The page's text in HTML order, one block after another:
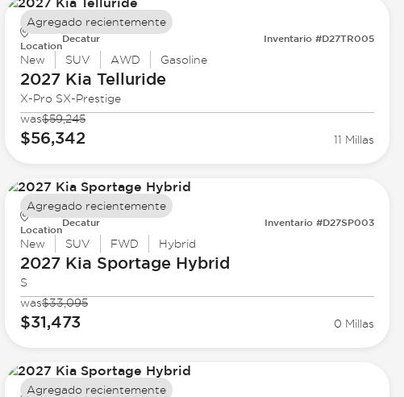
Location
Decatur Inventario #D27TR005
New SUV AWD Gasoline
2027 Kia Telluride
X-Pro SX-Prestige
was$59,245
$56,342 11 Millas
Agregado recientemente
Location
Decatur Inventario #D27SP003
New SUV FWD Hybrid
2027 Kia Sportage Hybrid
S
was$33,095
$31,473 0 Millas
Agregado recientemente
Agregado recientemente